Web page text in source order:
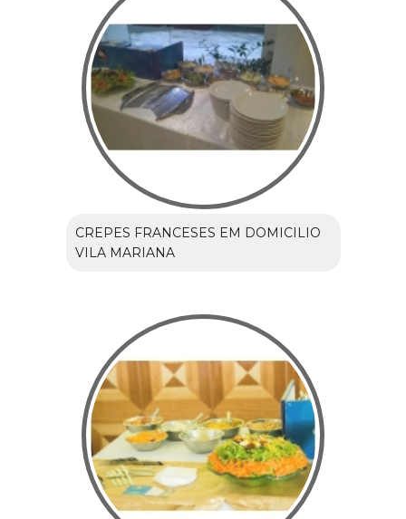
CREPES FRANCESES EM DOMICILIO
VILA MARIANA